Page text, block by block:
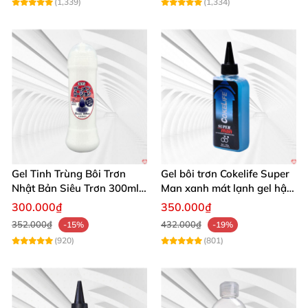
Gel Tinh Trùng Bôi Trơn
Nhật Bản Siêu Trơn 300ml
Cao Cấp
300.000₫
352.000₫
-15%
(920)
Gel bôi trơn Cokelife Super
Man xanh mát lạnh gel hậu
môn gay
350.000₫
432.000₫
-19%
(801)